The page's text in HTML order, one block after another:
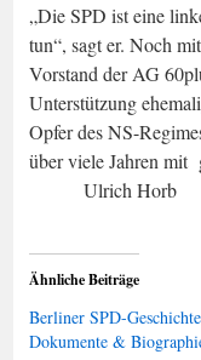
„Die SPD ist eine
tun“, sagt er. Noch
Vorstand der AG
Unterstützung
Opfer des NS-
über viele Jahren mit
Ulrich Horb
Ähnliche Beiträge
Berliner SPD-
Dokumente &